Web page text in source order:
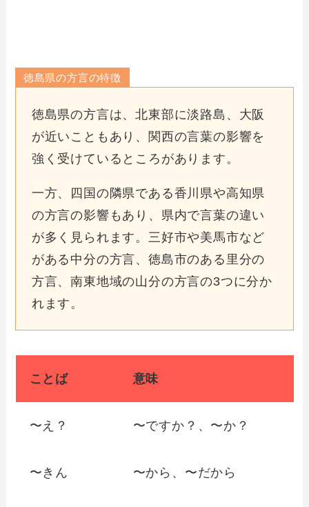
徳島県の方言の特徴
徳島県の方言は、北東部に淡路島、大阪
が近いこともあり、関西の言葉の影響を
強く受けているところがあります。
一方、四国の隣県である香川県や高知県
の方言の影響もあり、県内で言葉の違い
が多く見られます。三好市や美馬市など
がある中分の方言、徳島市のある里分の
方言、南東地域の山分の方言の3つに分か
れます。
ことば 意味
〜え？ 〜ですか？、〜か？
〜きん 〜から、〜だから